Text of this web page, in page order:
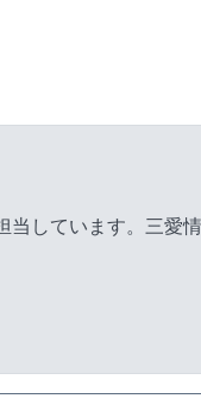
しています。三愛